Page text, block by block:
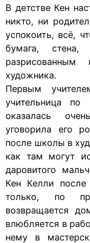
В детстве Кен
никто, ни
успокоить, всё,
бумага, стена,
разрисованным
художника.
Первым
учительница по
оказалась
уговорила его
после школы в
как там могут
даровитого
Кен Келли
только, по
возвращается
влюбляется в
нему в